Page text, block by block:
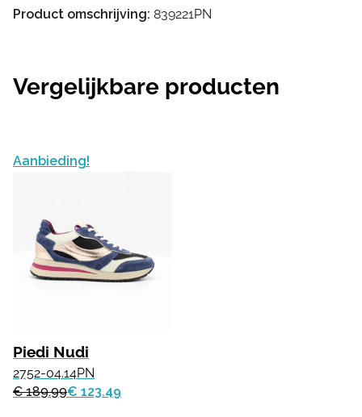
Product omschrijving: 839221PN
Vergelijkbare producten
Aanbieding!
Piedi Nudi
2752-04.14PN
€ 189.99€ 123.49